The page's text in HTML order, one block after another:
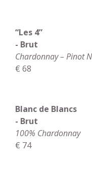
“Les 4”
- Brut
Chardonnay – Pinot
€ 68
Blanc de Blancs
- Brut
100% Chardonnay
€ 74